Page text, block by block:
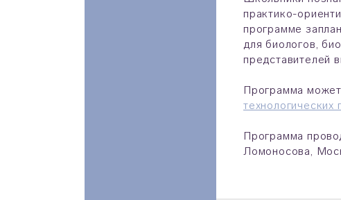
практико-
программе
для биологов,
представителей
Программа
Программа
Ломоносова,